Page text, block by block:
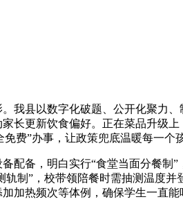
县以数字化破题、公开化聚力、
长更新饮食偏好。正在菜品升级
费”办事，让政策兜底温暖每一个
备，明白实行“食堂当面分餐制”
制”，校带领陪餐时需抽测温度并
加热频次等体例，确保学生一直